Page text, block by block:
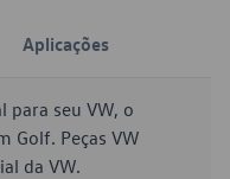
Aplicações
para seu VW, o
Golf. Peças VW
da VW.